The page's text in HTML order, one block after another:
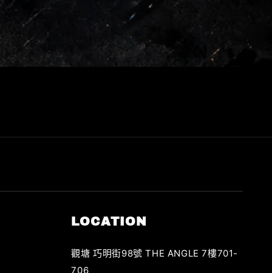
LOCATION
觀塘 巧明街98號 THE ANGLE 7樓701-
706